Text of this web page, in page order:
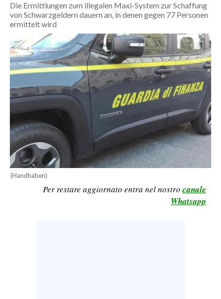
BANDI
SPORT IN SARDEGNA
SPORT
RISULTATI E CLASSIFICHE
CALCIO
CALCIO REGIONALE
BASKET
VOLLEY
MOTORI
TENNIS
ALTRI SPORT
Die Ermittlungen zum illegalen Maxi-System zur Schaffung
von Schwarzgeldern dauern an, in denen gegen 77 Personen
ermittelt wird
(Handhaben)
Per restare aggiornato entra nel nostro canale
Whatsapp